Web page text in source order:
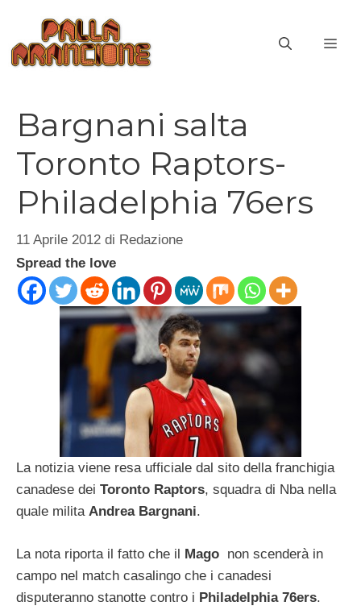
contenuto
Bargnani salta
Toronto Raptors-
Philadelphia 76ers
11 Aprile 2012 di Redazione
Spread the love
La notizia viene resa ufficiale dal sito della franchigia
canadese dei Toronto Raptors, squadra di Nba nella
quale milita Andrea Bargnani.
La nota riporta il fatto che il Mago non scenderà in
campo nel match casalingo che i canadesi
disputeranno stanotte contro i Philadelphia 76ers.